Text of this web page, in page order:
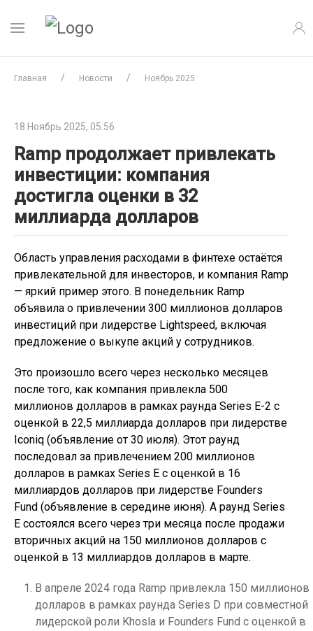
Главная Новости Ноябрь 2025
18 Ноябрь 2025, 05:56
Ramp продолжает привлекать
инвестиции: компания
достигла оценки в 32
миллиарда долларов
Область управления расходами в финтехе остаётся
привлекательной для инвесторов, и компания Ramp
— яркий пример этого. В понедельник Ramp
объявила о привлечении 300 миллионов долларов
инвестиций при лидерстве Lightspeed, включая
предложение о выкупе акций у сотрудников.
Это произошло всего через несколько месяцев
после того, как компания привлекла 500
миллионов долларов в рамках раунда Series E-2 с
оценкой в 22,5 миллиарда долларов при лидерстве
Iconiq (объявление от 30 июля). Этот раунд
последовал за привлечением 200 миллионов
долларов в рамках Series E с оценкой в 16
миллиардов долларов при лидерстве Founders
Fund (объявление в середине июня). А раунд Series
E состоялся всего через три месяца после продажи
вторичных акций на 150 миллионов долларов с
оценкой в 13 миллиардов долларов в марте.
В апреле 2024 года Ramp привлекла 150 миллионов
долларов в рамках раунда Series D при совместной
лидерской роли Khosla и Founders Fund с оценкой в